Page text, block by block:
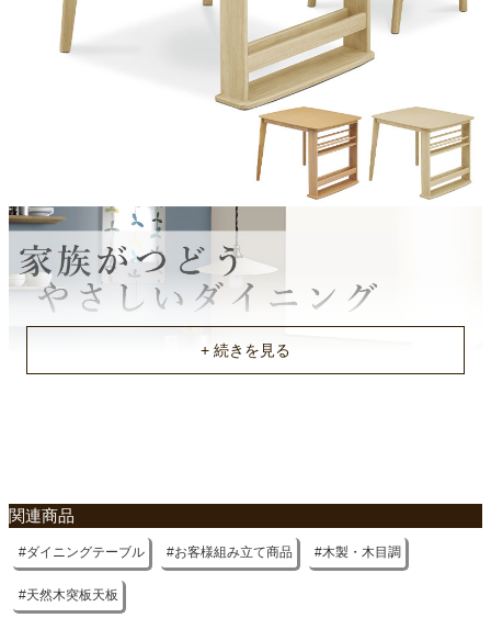
約85x95x22(cm)
原産国
関連商品
ダイニングテーブル お客様組み立て商品 木製・木目調
天然木突板天板